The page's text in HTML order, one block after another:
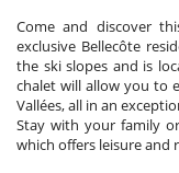
Come and discover
exclusive Bellecôte
the ski slopes and is
chalet will allow you to
Vallées, all in an
Stay with your family
which offers leisure and